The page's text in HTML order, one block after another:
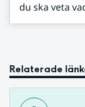
du ska veta
Relaterade